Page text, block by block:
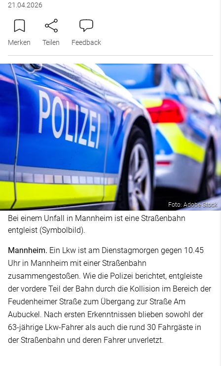
21.04.2026
Merken Teilen Feedback
Foto: Adobe Stock
Bei einem Unfall in Mannheim ist eine Straßenbahn
entgleist (Symbolbild).
Mannheim. Ein Lkw ist am Dienstagmorgen gegen 10.45
Uhr in Mannheim mit einer Straßenbahn
zusammengestoßen. Wie die Polizei berichtet, entgleiste
der vordere Teil der Bahn durch die Kollision im Bereich der
Feudenheimer Straße zum Übergang zur Straße Am
Aubuckel. Nach ersten Erkenntnissen blieben sowohl der
63-jährige Lkw-Fahrer als auch die rund 30 Fahrgäste in
der Straßenbahn und deren Fahrer unverletzt.